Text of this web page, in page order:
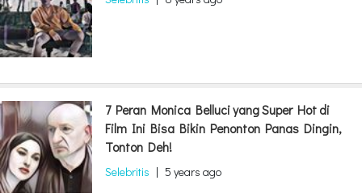
7 Peran Monica Belluci yang Super Hot di
Film Ini Bisa Bikin Penonton Panas Dingin,
Tonton Deh!
Selebritis | 5 years ago